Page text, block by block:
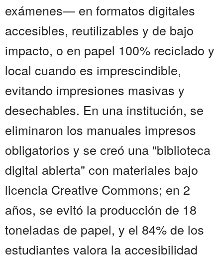
exámenes— en formatos digitales
accesibles, reutilizables y de bajo
impacto, o en papel 100% reciclado y
local cuando es imprescindible,
evitando impresiones masivas y
desechables. En una institución, se
eliminaron los manuales impresos
obligatorios y se creó una "biblioteca
digital abierta" con materiales bajo
licencia Creative Commons; en 2
años, se evitó la producción de 18
toneladas de papel, y el 84% de los
estudiantes valora la accesibilidad